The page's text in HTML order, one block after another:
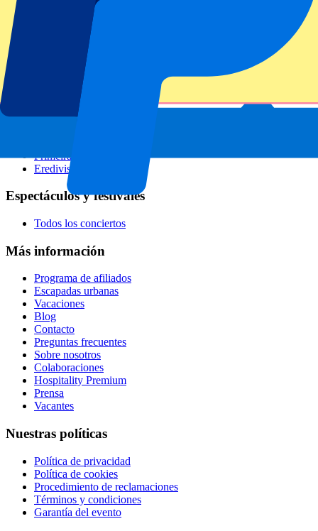
Ligas de fútbol
Champions League
Premier League
Serie A
Primeira Liga
Eredivisie
Espectáculos y festivales
Todos los conciertos
Más información
Programa de afiliados
Escapadas urbanas
Vacaciones
Blog
Contacto
Preguntas frecuentes
Sobre nosotros
Colaboraciones
Hospitality Premium
Prensa
Vacantes
Nuestras políticas
Política de privacidad
Política de cookies
Procedimiento de reclamaciones
Términos y condiciones
Garantía del evento